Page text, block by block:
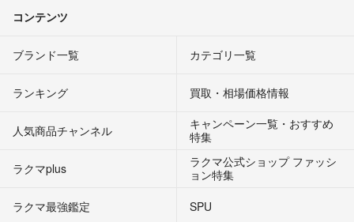
コンテンツ
ブランド一覧 カテゴリ一覧
ランキング 買取・相場価格情報
人気商品チャンネル
キャンペーン一覧・おすすめ
特集
ラクマplus
ラクマ公式ショップ ファッシ
ョン特集
ラクマ最強鑑定
SPU